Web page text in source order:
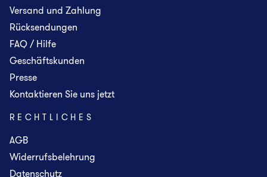
Versand und Zahlung
Rücksendungen
FAQ / Hilfe
Geschäftskunden
Presse
Kontaktieren Sie uns jetzt
RECHTLICHES
AGB
Widerrufsbelehrung
Datenschutz